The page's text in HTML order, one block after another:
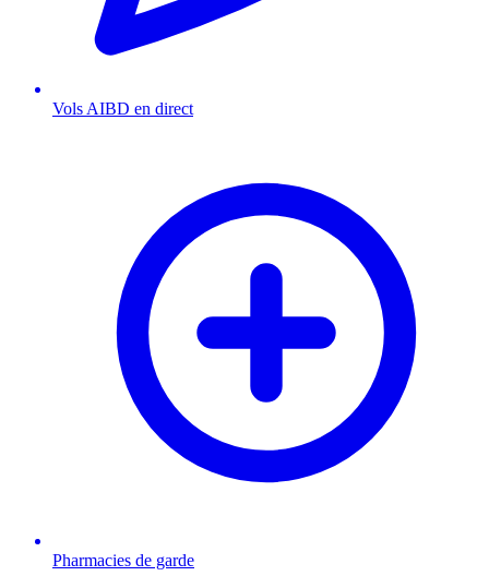
Vols AIBD en direct
Pharmacies de garde